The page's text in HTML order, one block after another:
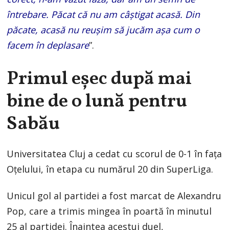
întrebare. Păcat că nu am câștigat acasă. Din
păcate, acasă nu reușim să jucăm așa cum o
facem în deplasare”.
Primul eșec după mai
bine de o lună pentru
Sabău
Universitatea Cluj a cedat cu scorul de 0-1 în fața
Oțelului, în etapa cu numărul 20 din SuperLiga.
Unicul gol al partidei a fost marcat de Alexandru
Pop, care a trimis mingea în poartă în minutul
25 al partidei. Înaintea acestui duel,